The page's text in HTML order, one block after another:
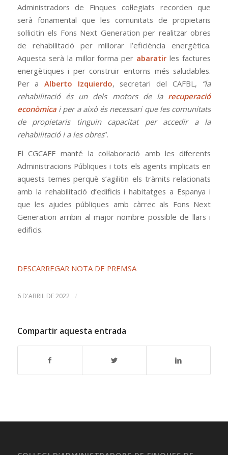
Administradors de Finques col·legiats recorden que
serà fonamental que les comunitats de propietaris
sol·licitin els Fons Next Generation per realitzar obres
de rehabilitació per millorar l’eficiència energètica.
Aquesta serà la millor forma per abaratir les factures
energètiques i per construir entorns més saludables.
Per a Alberto Izquierdo, secretari del CAFBL, “la
rehabilitació és un dels motors de la recuperació
econòmicai per a això és necessari que les comunitats
de propietaris tinguin capacitat per accedir a la
rehabilitació i a les obres”.
El CGCAFE manté la col·laboració amb les diferents
Administracions Públiques i tots els agents implicats en
aquests temes perquè s’agilitin els tràmits relacionats
amb la rehabilitació d’edificis i habitatges a Espanya i
que les ajudes públiques amb càrrec als Fons Next
Generation arribin al major nombre possible de llars i
edificis.
DESCARREGAR NOTA DE PREMSA
6 D'ABRIL DE 2022 /
Compartir aquesta entrada